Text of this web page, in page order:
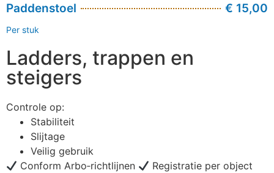
Paddenstoel € 15,00
Per stuk
Ladders, trappen en
steigers
Controle op:
Stabiliteit
Slijtage
Veilig gebruik
Conform Arbo‑richtlijnen
Registratie per object